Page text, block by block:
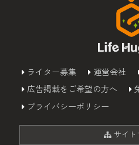
ライター募集 運営会社
広告掲載をご希望の方へ
プライバシーポリシー
サイト